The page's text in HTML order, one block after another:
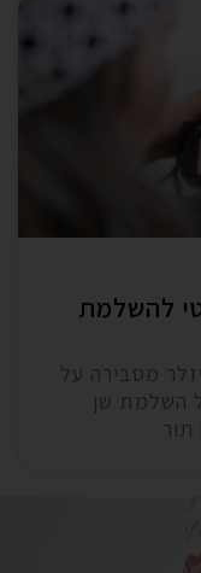
להשלמת
מסבירה על
השלמת שן